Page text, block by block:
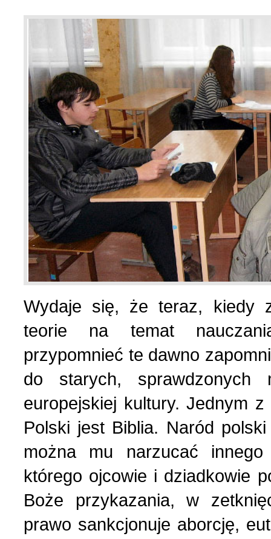
Wybory w Polsce (4)
Wydarzenia (7)
Wydarzenia w Polsce
Wystawy, premiery,
Z Polską i Ukrainą w
Куточок юного
Українська сторінка
Wydaje się, że teraz, kiedy
teorie na temat
przypomnieć te dawno
do starych,
europejskiej kultury. Jednym
Polski jest Biblia. Naród
można mu narzucać
którego ojcowie i dziadkowie
Boże przykazania, w
prawo sankcjonuje aborcję,